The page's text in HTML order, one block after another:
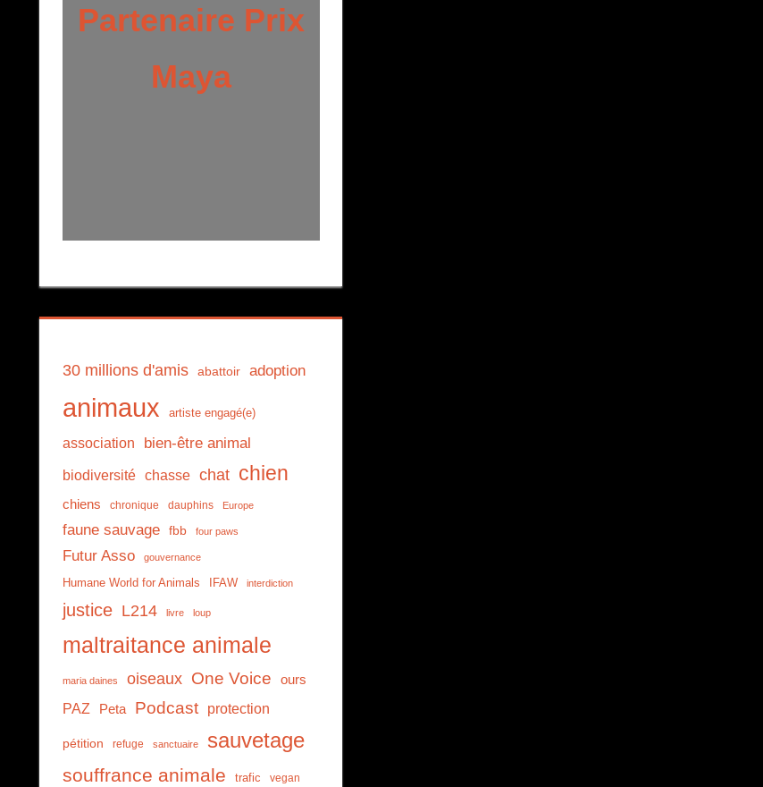
Partenaire Prix
Maya
30 millions d'amis abattoir adoption
animaux artiste engagé(e)
association bien-être animal
biodiversité chasse chat chien
chiens chronique dauphins Europe
faune sauvage fbb four paws
Futur Asso gouvernance
Humane World for Animals IFAW interdiction
justice L214 livre loup
maltraitance animale
maria daines oiseaux One Voice ours
PAZ Peta Podcast protection
pétition refuge sanctuaire sauvetage
souffrance animale trafic vegan